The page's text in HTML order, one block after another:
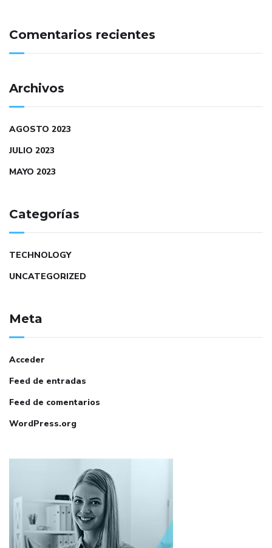
Comentarios recientes
Archivos
AGOSTO 2023
JULIO 2023
MAYO 2023
Categorías
TECHNOLOGY
UNCATEGORIZED
Meta
Acceder
Feed de entradas
Feed de comentarios
WordPress.org